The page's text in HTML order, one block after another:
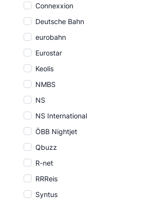
Connexxion
Deutsche Bahn
eurobahn
Eurostar
Keolis
NMBS
NS
NS International
ÖBB Nightjet
Qbuzz
R-net
RRReis
Syntus